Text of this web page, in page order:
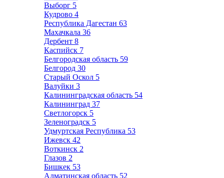
Выборг 5
Кудрово 4
Республика Дагестан 63
Махачкала 36
Дербент 8
Каспийск 7
Белгородская область 59
Белгород 30
Старый Оскол 5
Валуйки 3
Калининградская область 54
Калининград 37
Светлогорск 5
Зеленоградск 5
Удмуртская Республика 53
Ижевск 42
Воткинск 2
Глазов 2
Бишкек 53
Алматинская область 52